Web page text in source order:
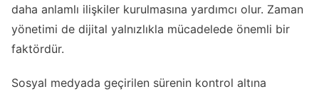
daha anlamlı ilişkiler kurulmasına yardımcı olur. Zaman
yönetimi de dijital yalnızlıkla mücadelede önemli bir
faktördür.
Sosyal medyada geçirilen sürenin kontrol altına